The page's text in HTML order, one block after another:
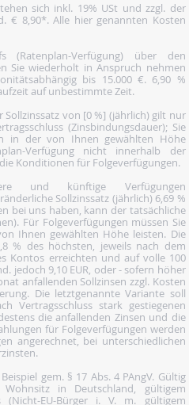
sich inkl. 19% USt und zzgl. der
€ 8,90*. Alle hier genannten Kosten
(Ratenplan-Verfügung) über den
Sie wiederholt in Anspruch nehmen
bis 15.000 €. 6,90 %
auf unbestimmte Zeit.
von [0 %] (jährlich) gilt nur
(Zinsbindungsdauer); Sie
in der von Ihnen gewählten Höhe
Verfügung nicht innerhalb der
Konditionen für Folgeverfügungen.
und künftige Verfügungen
Sollzinssatz (jährlich) 6,69 %
bei uns haben, kann der tatsächliche
Für Folgeverfügungen müssen Sie
Ihnen gewählten Höhe leisten. Die
% des höchsten, jeweils nach dem
Kontos erreichten und auf volle 100
jedoch 9,10 EUR, oder - sofern höher
anfallenden Sollzinsen zzgl. Kosten
Die letztgenannte Variante soll
Vertragsschluss stark gestiegenen
die anfallenden Zinsen und die
für Folgeverfügungen werden
angerechnet, bei unterschiedlichen
gem. § 17 Abs. 4 PAngV. Gültig
in Deutschland, gültigem
(Nicht-EU-Bürger i. V. m. gültigem